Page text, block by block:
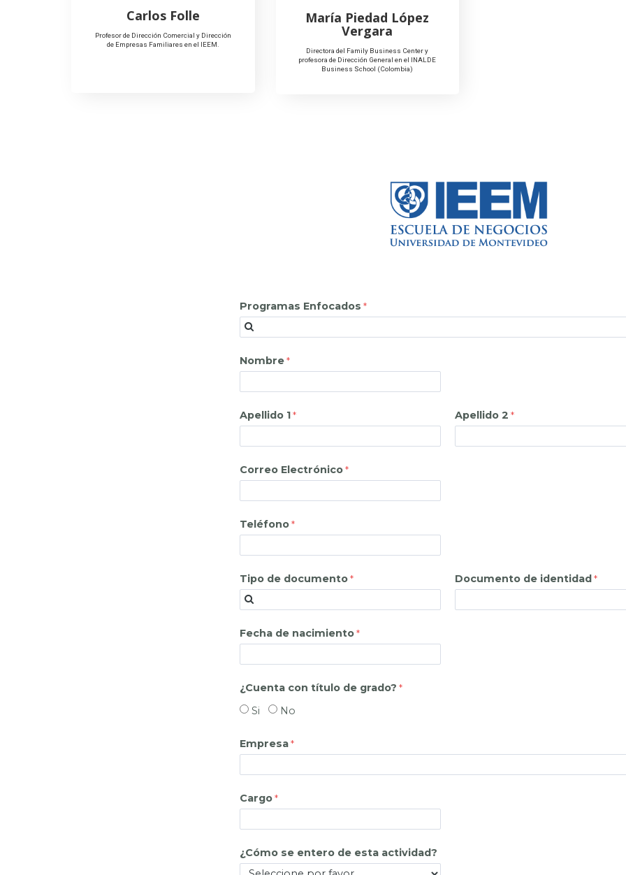
Carlos Folle
Profesor de Dirección Comercial y Dirección
de Empresas Familiares en el IEEM.
María Piedad López
Vergara
Directora del Family Business Center y
profesora de Dirección General en el INALDE
Business School (Colombia)